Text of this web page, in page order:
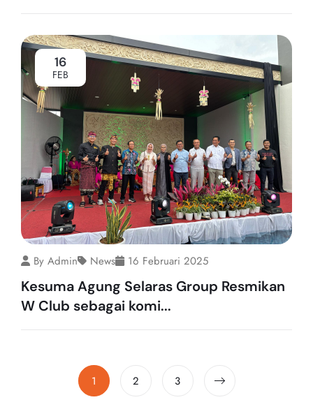
16
FEB
By Admin News 16 Februari 2025
Kesuma Agung Selaras Group Resmikan
W Club sebagai komi...
1 2 3